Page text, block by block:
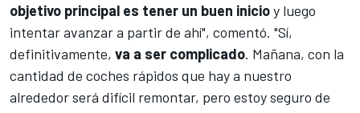
objetivo principal es tener un buen inicioy luego
intentar avanzar a partir de ahí", comentó. "Sí,
definitivamente, va a ser complicado. Mañana, con la
cantidad de coches rápidos que hay a nuestro
alrededor será difícil remontar, pero estoy seguro de